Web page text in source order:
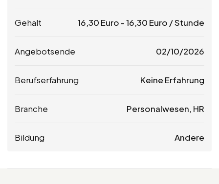
Gehalt 16,30 Euro -16,30 Euro / Stunde
Angebotsende 02/10/2026
Berufserfahrung Keine Erfahrung
Branche Personalwesen, HR
Bildung Andere